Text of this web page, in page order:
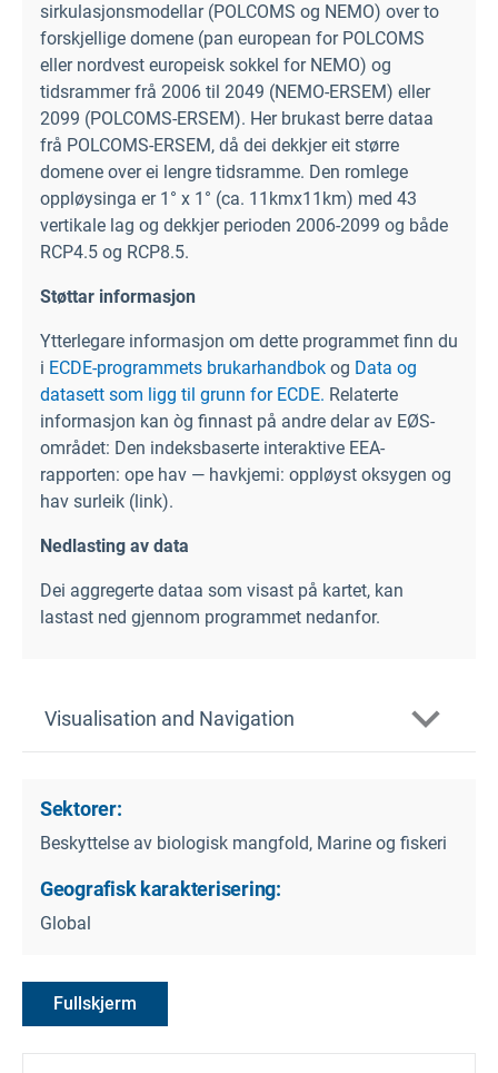
sirkulasjonsmodellar (POLCOMS og NEMO) over to
forskjellige domene (pan european for POLCOMS
eller nordvest europeisk sokkel for NEMO) og
tidsrammer frå 2006 til 2049 (NEMO-ERSEM) eller
2099 (POLCOMS-ERSEM). Her brukast berre dataa
frå POLCOMS-ERSEM, då dei dekkjer eit større
domene over ei lengre tidsramme. Den romlege
oppløysinga er 1° x 1° (ca. 11kmx11km) med 43
vertikale lag og dekkjer perioden 2006-2099 og både
RCP4.5 og RCP8.5.
Støttar informasjon
Ytterlegare informasjon om dette programmet finn du
i ECDE-programmets brukarhandbok og Data og
datasett som ligg til grunn for ECDE. Relaterte
informasjon kan òg finnast på andre delar av EØS-
området: Den indeksbaserte interaktive EEA-
rapporten: ope hav — havkjemi: oppløyst oksygen og
hav surleik (link).
Nedlasting av data
Dei aggregerte dataa som visast på kartet, kan
lastast ned gjennom programmet nedanfor.
Visualisation and Navigation
Sektorer:
Beskyttelse av biologisk mangfold, Marine og fiskeri
Geografisk karakterisering:
Global
Fullskjerm